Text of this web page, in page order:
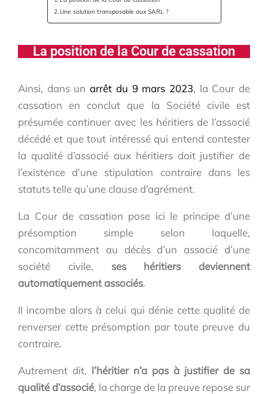
Une solution transposable aux SARL ?
La position de la Cour de cassation
Ainsi, dans unarrêt du 9 mars 2023, la Cour de
cassation en conclut que la Société civile est
présumée continuer avec les héritiers de l’associé
décédé et que tout intéressé qui entend contester
la qualité d’associé aux héritiers doit justifier de
l’existence d’une stipulation contraire dans les
statuts telle qu’une clause d’agrément.
La Cour de cassation pose ici le principe d’une
présomption simple selon laquelle,
concomitamment au décès d’un associé d’une
société civile, ses héritiers deviennent
automatiquement associés.
Il incombe alors à celui qui dénie cette qualité de
renverser cette présomption par toute preuve du
contraire.
Autrement dit, l’héritier n’a pas à justifier de sa
qualité d’associé, la charge de la preuve repose sur